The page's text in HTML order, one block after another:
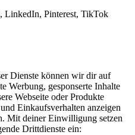
LinkedIn, Pinterest, TikTok
Dienste können wir dir auf
Werbung, gesponserte Inhalte
Webseite oder Produkte
Einkaufsverhalten anzeigen
Mit deiner Einwilligung setzen
Drittdienste ein: